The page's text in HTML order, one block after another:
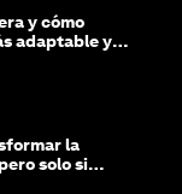
y cómo
adaptable y
la
solo si